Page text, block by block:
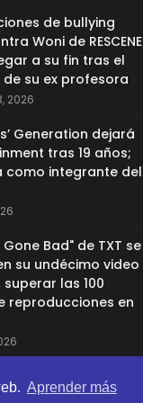
Aprender más
de bullying
Woni de RESCENE
a su fin tras el
su ex profesora
2026
Generation dejará
tras 19 años;
como integrante del
Bad" de TXT se
su undécimo video
las 100
reproducciones en